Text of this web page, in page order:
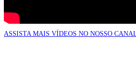
ASSISTA MAIS VÍDEOS NO NOSSO